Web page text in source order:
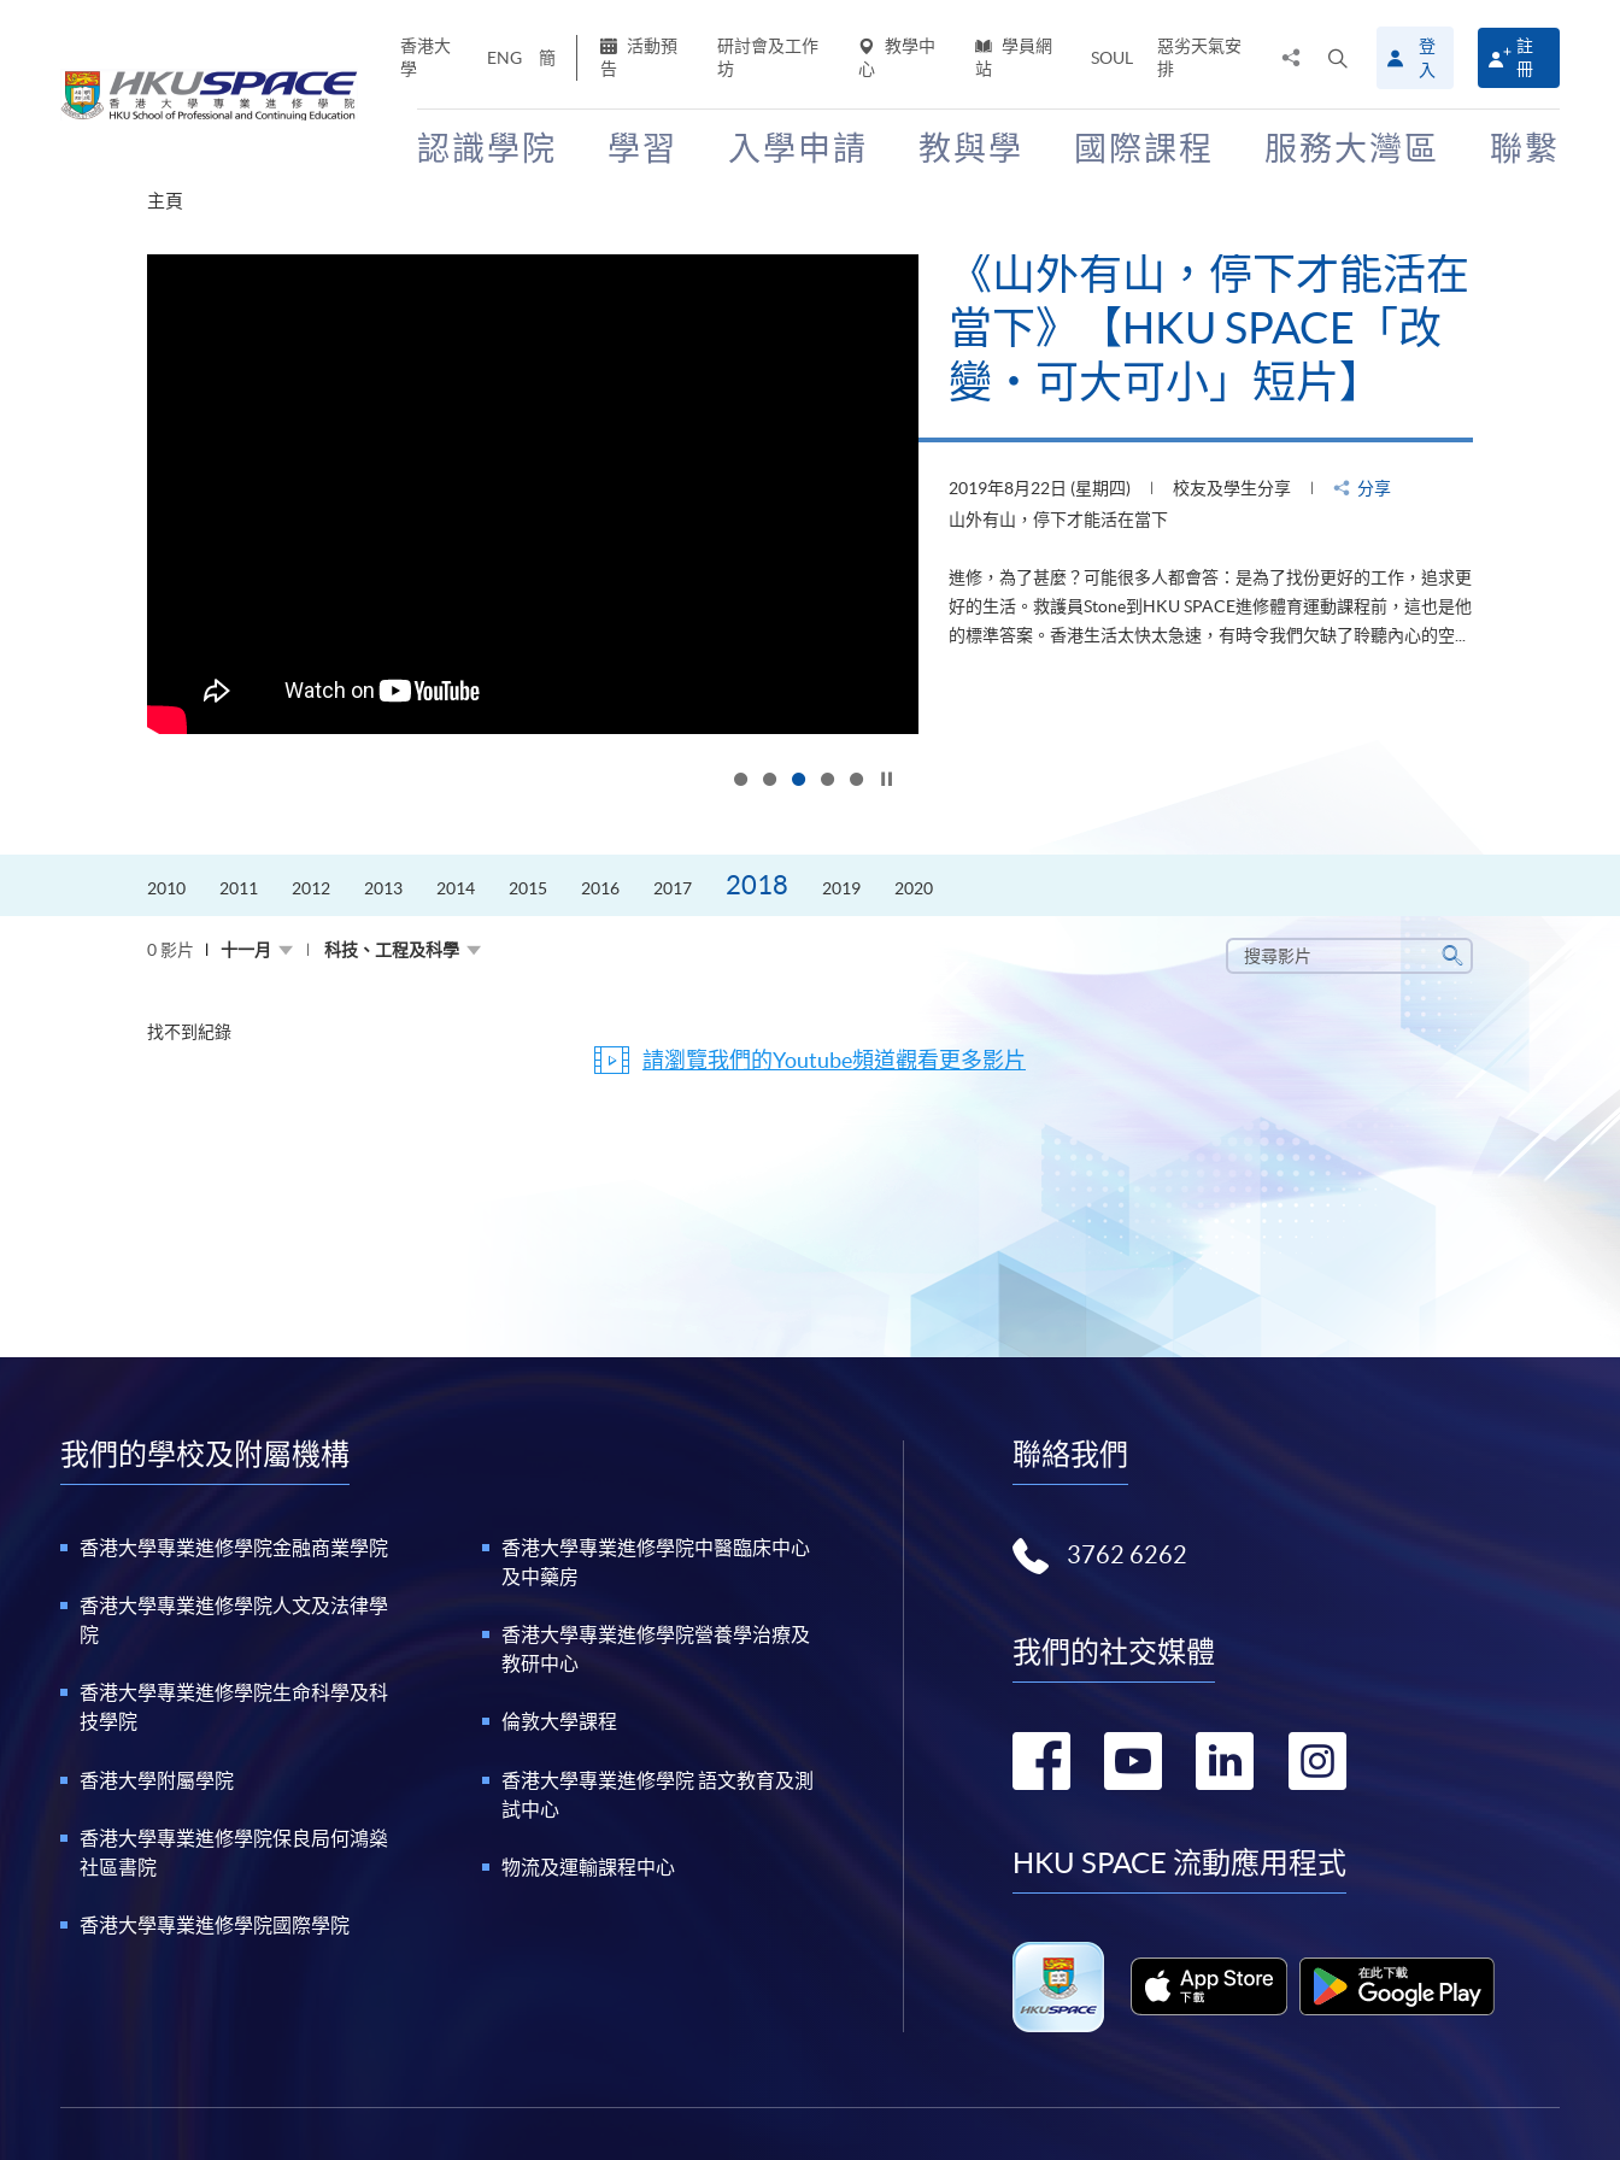
香港大
學
ENG 簡
活動預
告
研討會及工作
坊
教學中
心
學員網
站
SOUL
惡劣天氣安
排
搜
尋
介
登
入
註
冊
認識學院 學習 入學申請 教與學 國際課程 服務大灣區 聯繫
主頁
《山外有山，停下才能活在
當下》【HKU SPACE「改
變‧可大可小」短片】
2019年8月22日 (星期四) 校友及學生分享
分享
山外有山，停下才能活在當下
進修，為了甚麼？可能很多人都會答：是為了找份更好的工作，追求更
好的生活。救護員Stone到HKU SPACE進修體育運動課程前，這也是他
的標準答案。香港生活太快太急速，有時令我們欠缺了聆聽內心的空...
2010 2011 2012 2013 2014 2015 2016 2017 2018 2019 2020
0 影片 十一月 科技、工程及科學
搜
尋
搜
尋
找不到紀錄
請瀏覽我們的Youtube頻道觀看更多影片
我們的學校及附屬機構
香港大學專業進修學院金融商業學院
香港大學專業進修學院人文及法律學
院
香港大學專業進修學院生命科學及科
技學院
香港大學附屬學院
香港大學專業進修學院保良局何鴻燊
社區書院
香港大學專業進修學院國際學院
香港大學專業進修學院中醫臨床中心
及中藥房
香港大學專業進修學院營養學治療及
教研中心
倫敦大學課程
香港大學專業進修學院 語文教育及測
試中心
物流及運輸課程中心
聯絡我們
3762 6262
我們的社交媒體
轉
facebook
轉
youtube
轉
linkedin
轉
instagram
HKU SPACE 流動應用程式